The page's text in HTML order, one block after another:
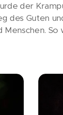
der
des Guten